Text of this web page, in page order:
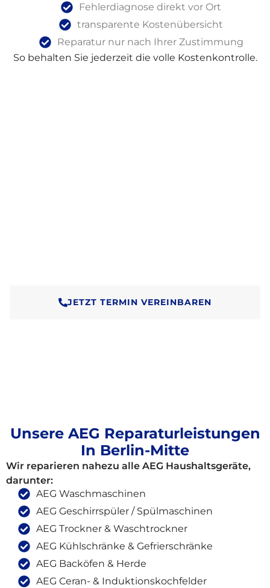
Fehlerdiagnose direkt vor Ort
transparente Kostenübersicht
Reparatur nur nach Ihrer Zustimmung
So behalten Sie jederzeit die volle Kostenkontrolle.
JETZT TERMIN VEREINBAREN
Unsere AEG Reparaturleistungen
In Berlin-Mitte
Wir reparieren nahezu alle AEG Haushaltsgeräte,
darunter:
AEG Waschmaschinen
AEG Geschirrspüler / Spülmaschinen
AEG Trockner & Waschtrockner
AEG Kühlschränke & Gefrierschränke
AEG Backöfen & Herde
AEG Ceran- & Induktionskochfelder